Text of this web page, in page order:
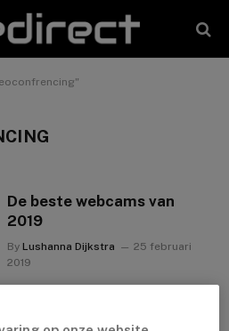
De beste webcams van
2019
By Lushanna Dijkstra
25 februari
2019